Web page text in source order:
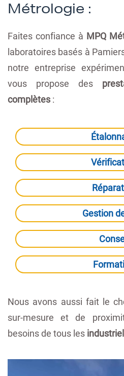
Métrologie :
Faites confiance à MPQ
laboratoires basés à
notre entreprise
vous propose des
complètes :
Gestion
Nous avons aussi fait le
sur-mesure et de
besoins de tous les